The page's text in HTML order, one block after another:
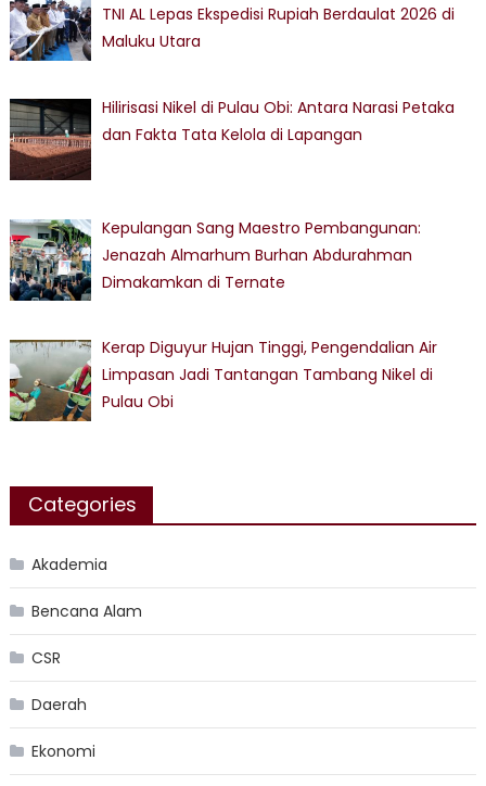
TNI AL Lepas Ekspedisi Rupiah Berdaulat 2026 di
Maluku Utara
Hilirisasi Nikel di Pulau Obi: Antara Narasi Petaka
dan Fakta Tata Kelola di Lapangan
Kepulangan Sang Maestro Pembangunan:
Jenazah Almarhum Burhan Abdurahman
Dimakamkan di Ternate
Kerap Diguyur Hujan Tinggi, Pengendalian Air
Limpasan Jadi Tantangan Tambang Nikel di
Pulau Obi
Categories
Akademia
Bencana Alam
CSR
Daerah
Ekonomi